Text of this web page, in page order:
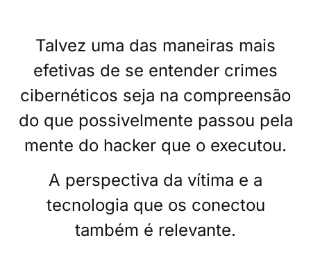
Talvez uma das maneiras mais
efetivas de se entender crimes
cibernéticos seja na compreensão
do que possivelmente passou pela
mente do hacker que o executou.
A perspectiva da vítima e a
tecnologia que os conectou
também é relevante.